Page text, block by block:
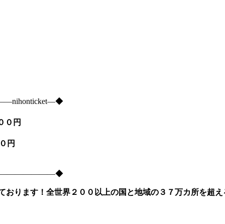
０円
０円
ります！全世界２００以上の国と地域の３７万カ所を超え